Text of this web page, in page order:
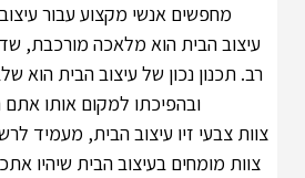
מחפשים אנשי מקצוע עבור
עיצוב הבית הוא מלאכה מורכבת,
רב. תכנון נכון של עיצוב הבית הוא
ובהפיכתו למקום אותו אתם
צוות צבעי זיו עיצוב הבית, מעמיד
צוות מומחים בעיצוב הבית שיהיו